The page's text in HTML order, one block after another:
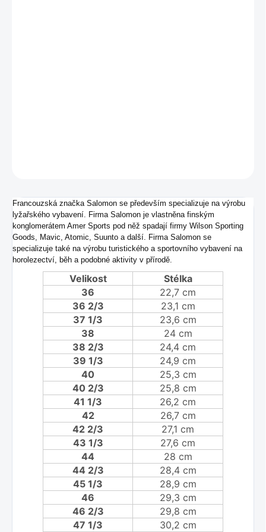
Francouzská značka Salomon se především specializuje na výrobu
lyžařského vybavení. Firma Salomon je vlastněna finským
konglomerátem Amer Sports pod něž spadají firmy Wilson Sporting
Goods, Mavic, Atomic, Suunto a další. Firma Salomon se
specializuje také na výrobu turistického a sportovního vybavení na
horolezectví, běh a podobné aktivity v přírodě.
Velikost
Stélka
36
22,7 cm
36 2/3
23,1 cm
37 1/3
23,6 cm
38
24 cm
38 2/3
24,4 cm
39 1/3
24,9 cm
40
25,3 cm
40 2/3
25,8 cm
41 1/3
26,2 cm
42
26,7 cm
42 2/3
27,1 cm
43 1/3
27,6 cm
44
28 cm
44 2/3
28,4 cm
45 1/3
28,9 cm
46
29,3 cm
46 2/3
29,8 cm
47 1/3
30,2 cm